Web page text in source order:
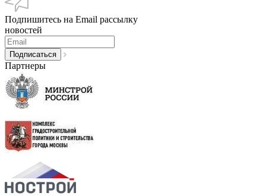
Подпишитесь на Email рассылку
новостей
Партнеры